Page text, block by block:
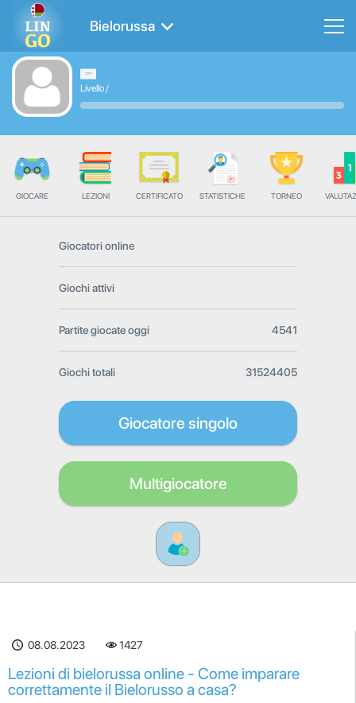
Bielorussa
Livello/
GIOCARE LEZIONI CERTIFICATO STATISTICHE TORNEO
Giocatori online
Giochi attivi
Partite giocate oggi 4541
Giochi totali 31524405
Giocatore singolo
Multigiocatore
08.08.2023 1427
Lezioni di bielorussa online - Come imparare
correttamente il Bielorusso a casa?